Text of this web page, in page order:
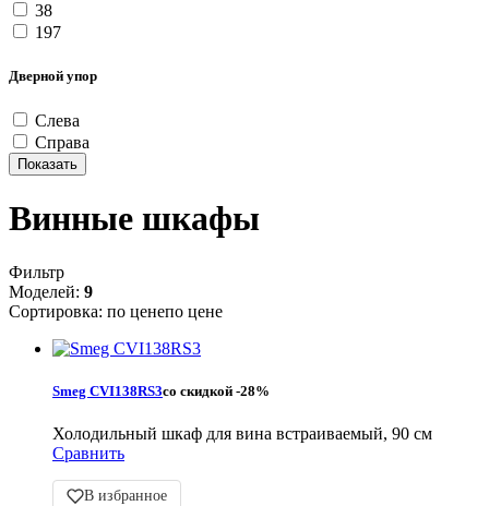
38
197
Дверной упор
Слева
Справа
Винные шкафы
Фильтр
Моделей: 9
Сортировка: по ценепо цене
Smeg CVI138RS3со скидкой -28%
Холодильный шкаф для вина встраиваемый, 90 см
Сравнить
В избранное